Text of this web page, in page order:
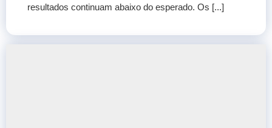
resultados continuam abaixo do esperado. Os [...]